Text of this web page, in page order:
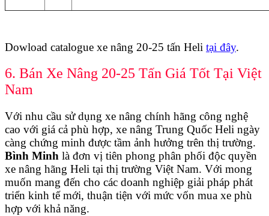
Dowload catalogue xe nâng 20-25 tấn Heli tại đây.
6. Bán Xe Nâng 20-25 Tấn Giá Tốt Tại Việt
Nam
Với nhu cầu sử dụng xe nâng chính hãng công nghệ
cao với giá cả phù hợp, xe nâng Trung Quốc Heli ngày
càng chứng minh được tầm ảnh hưởng trên thị trường.
Bình Minh là đơn vị tiên phong phân phối độc quyền
xe nâng hãng Heli tại thị trường Việt Nam. Với mong
muốn mang đến cho các doanh nghiệp giải pháp phát
triển kinh tế mới, thuận tiện với mức vốn mua xe phù
hợp với khả năng.